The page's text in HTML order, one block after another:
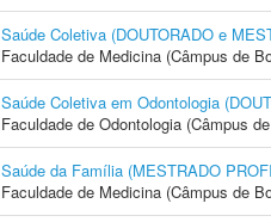
Saúde Coletiva (DOUTORADO e
Faculdade de Medicina (Câmpus de
Saúde Coletiva em Odontologia
Faculdade de Odontologia (Câmpus
Saúde da Família (MESTRADO
Faculdade de Medicina (Câmpus de